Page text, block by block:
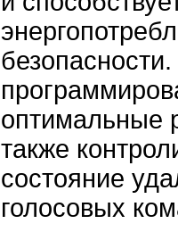
оптимальные
также
состояние
голосовых